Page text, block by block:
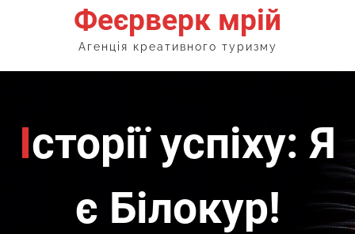
Феєрверк мрій
Агенція креативного туризму
Історії успіху: Я
є Білокур!